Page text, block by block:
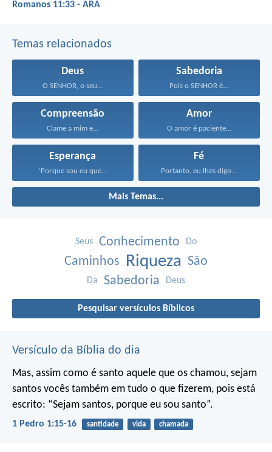
Romanos 11:33 - ARA
Temas relacionados
Deus
O SENHOR, o seu...
Sabedoria
Pois o SENHOR é...
Compreensão
Clame a mim e...
Amor
O amor é paciente...
Esperança
‘Porque sou eu que...
Fé
Portanto, eu lhes digo...
Mais Temas...
Seus Conhecimento Do
Caminhos Riqueza São
Da Sabedoria Deus
Pesquisar versículos Bíblicos
Versículo da Bíblia do dia
Mas, assim como é santo aquele que os chamou, sejam
santos vocês também em tudo o que fizerem, pois está
escrito: “Sejam santos, porque eu sou santo”.
1 Pedro 1:15-16 santidade vida chamada